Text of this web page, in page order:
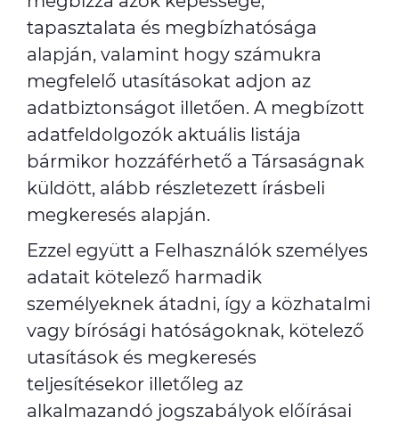
tapasztalata és megbízhatósága
alapján, valamint hogy számukra
megfelelő utasításokat adjon az
adatbiztonságot illetően. A megbízott
adatfeldolgozók aktuális listája
bármikor hozzáférhető a Társaságnak
küldött, alább részletezett írásbeli
megkeresés alapján.
Ezzel együtt a Felhasználók személyes
adatait kötelező harmadik
személyeknek átadni, így a közhatalmi
vagy bírósági hatóságoknak, kötelező
utasítások és megkeresés
teljesítésekor illetőleg az
alkalmazandó jogszabályok előírásai